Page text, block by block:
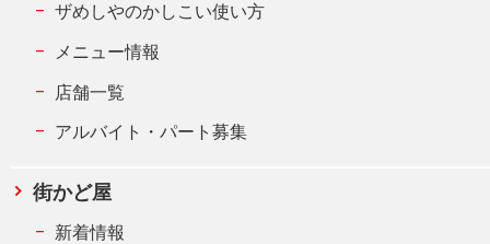
ザめしやのかしこい使い方
メニュー情報
店舗一覧
アルバイト・パート募集
街かど屋
新着情報